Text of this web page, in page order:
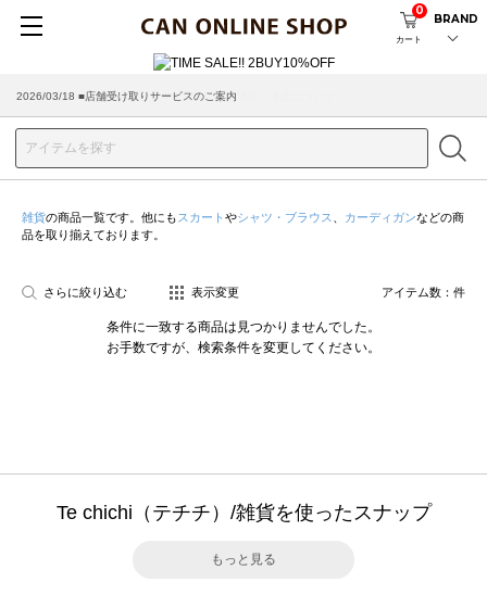
カート
0
BRAND
2026/03/18 ■店舗受け取りサービスのご案内
雑貨の商品一覧です。他にも スカート やシャツ・ブラウス カーディガンなどの商
品を取り揃えております。
さらに絞り込む 表示変更 アイテム数： 件
条件に一致する商品は見つかりませんでした。
お手数ですが、検索条件を変更してください。
Te chichi（テチチ）/雑貨を使ったスナップ
もっと見る